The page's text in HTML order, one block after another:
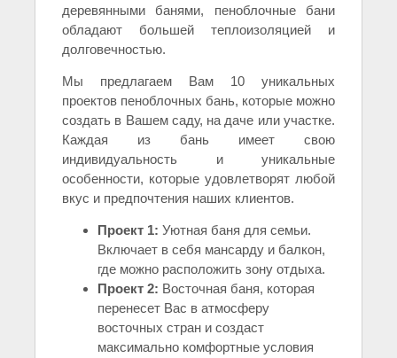
деревянными банями, пеноблочные бани
обладают большей теплоизоляцией и
долговечностью.
Мы предлагаем Вам 10 уникальных
проектов пеноблочных бань, которые можно
создать в Вашем саду, на даче или участке.
Каждая из бань имеет свою
индивидуальность и уникальные
особенности, которые удовлетворят любой
вкус и предпочтения наших клиентов.
Проект 1: Уютная баня для семьи.
Включает в себя мансарду и балкон,
где можно расположить зону отдыха.
Проект 2: Восточная баня, которая
перенесет Вас в атмосферу
восточных стран и создаст
максимально комфортные условия